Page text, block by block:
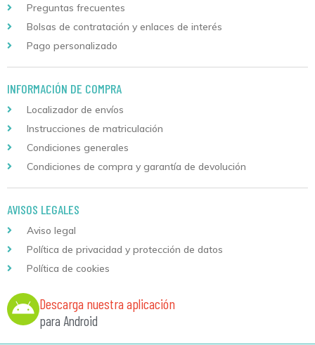
Preguntas frecuentes
Bolsas de contratación y enlaces de interés
Pago personalizado
INFORMACIÓN DE COMPRA
Localizador de envíos
Instrucciones de matriculación
Condiciones generales
Condiciones de compra y garantía de devolución
AVISOS LEGALES
Aviso legal
Política de privacidad y protección de datos
Política de cookies
Descarga nuestra aplicación
para Android